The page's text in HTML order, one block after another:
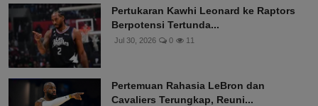
Pertukaran Kawhi Leonard ke Raptors
Berpotensi Tertunda...
Jul 30, 2026 0 11
Pertemuan Rahasia LeBron dan
Cavaliers Terungkap, Reuni...